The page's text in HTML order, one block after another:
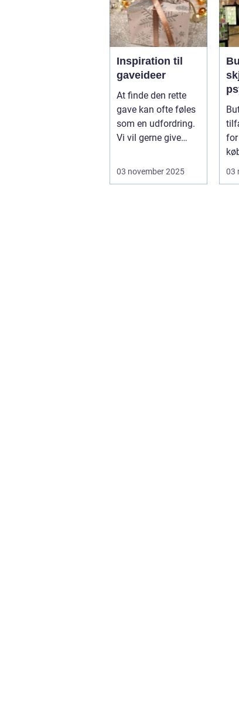
Inspiration til
gaveideer
At finde den rette
gave kan ofte føles
som en udfordring.
Vi vil gerne give
03 november 2025 03